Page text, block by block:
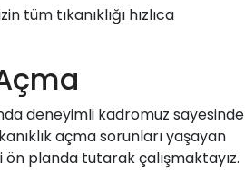
tüm tıkanıklığı hızlıca
deneyimli kadromuz sayesinde
açma sorunları yaşayan
planda tutarak çalışmaktayız.